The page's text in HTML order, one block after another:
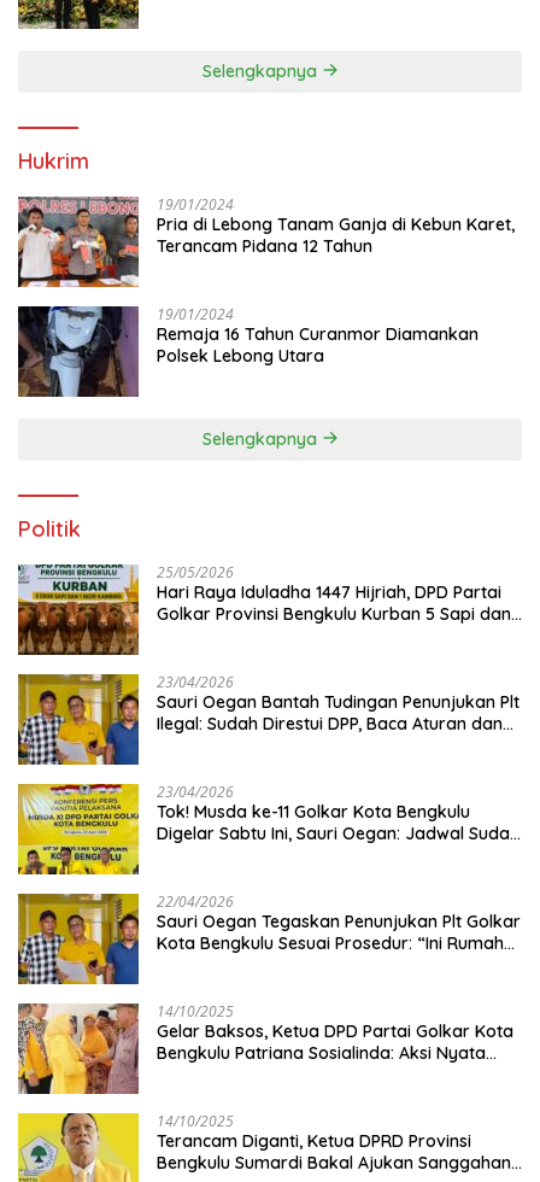
Selengkapnya
Hukrim
19/01/2024
Pria di Lebong Tanam Ganja di Kebun Karet,
Terancam Pidana 12 Tahun
19/01/2024
Remaja 16 Tahun Curanmor Diamankan
Polsek Lebong Utara
Selengkapnya
Politik
25/05/2026
Hari Raya Iduladha 1447 Hijriah, DPD Partai
Golkar Provinsi Bengkulu Kurban 5 Sapi dan 1
23/04/2026
Sauri Oegan Bantah Tudingan Penunjukan Plt
Ilegal: Sudah Direstui DPP, Baca Aturan dan
23/04/2026
‎Tok! Musda ke-11 Golkar Kota Bengkulu
Digelar Sabtu Ini, Sauri Oegan: Jadwal Sudah
22/04/2026
Sauri Oegan Tegaskan Penunjukan Plt Golkar
Kota Bengkulu Sesuai Prosedur: “Ini Rumah
14/10/2025
‎Gelar Baksos, Ketua DPD Partai Golkar Kota
Bengkulu Patriana Sosialinda: Aksi Nyata
14/10/2025
Terancam Diganti, Ketua DPRD Provinsi
Bengkulu Sumardi Bakal Ajukan Sanggahan